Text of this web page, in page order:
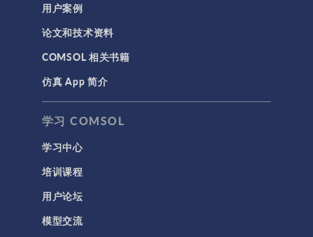
科学新闻
结构 & 声学
MEMS & 压电器件
声学与振动
岩土力学
材料模型
结构力学
结构动力学
API
用户案例
论文和技术资料
COMSOL 相关书籍
仿真 App 简介
学习 COMSOL
学习中心
培训课程
用户论坛
模型交流